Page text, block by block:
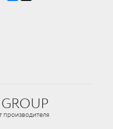
производителя